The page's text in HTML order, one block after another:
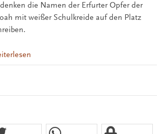
die Namen der Erfurter Opfer der
mit weißer Schulkreide auf den Platz